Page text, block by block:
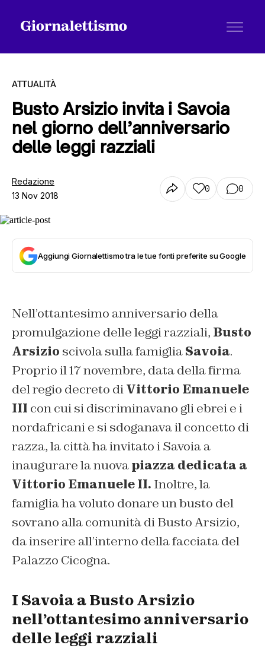
Tutti gli articoli
Chi siamo
Contatti
ATTUALITÀ
Busto Arsizio invita i Savoia
nel giorno dell’anniversario
delle leggi razziali
Redazione
13 Nov 2018
0 0
Aggiungi Giornalettismo tra le tue fonti preferite su Google
Nell’ottantesimo anniversario della
promulgazione delle leggi razziali, Busto
Arsizio scivola sulla famigliaSavoia.
Proprio il 17 novembre, data della firma
del regio decreto diVittorio Emanuele
III con cui si discriminavano gli ebrei e i
nordafricani e si sdoganava il concetto di
razza, la città ha invitato i Savoia a
inaugurare la nuovapiazza dedicata a
Vittorio Emanuele II. Inoltre, la
famiglia ha voluto donare un busto del
sovrano alla comunità di Busto Arsizio,
da inserire all’interno della facciata del
Palazzo Cicogna.
I Savoia a Busto Arsizio
nell’ottantesimo anniversario
delle leggi razziali